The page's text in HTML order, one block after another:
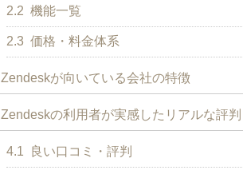
2.2 機能一覧
2.3 価格・料金体系
Zendeskが向いている会社の特徴
Zendeskの利用者が実感したリアルな評判
4.1 良い口コミ・評判